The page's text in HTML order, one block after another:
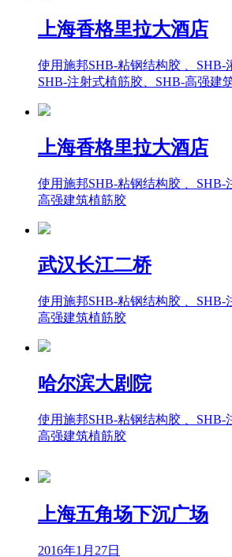
上海香格里拉大酒店
使用施邦SHB-粘钢结构胶 、SHB-
SHB-注射式植筋胶、SHB-高强建
上海香格里拉大酒店
使用施邦SHB-粘钢结构胶 、SHB-
高强建筑植筋胶
武汉长江二桥
使用施邦SHB-粘钢结构胶 、SHB-
高强建筑植筋胶
哈尔滨大剧院
使用施邦SHB-粘钢结构胶 、SHB-
高强建筑植筋胶
上海五角场下沉广场
2016年1月27日